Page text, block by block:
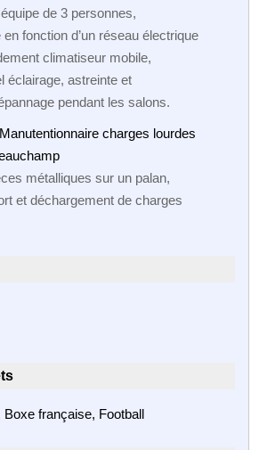
de 3 personnes,
fonction d’un réseau électrique
climatiseur mobile,
éclairage, astreinte et
pendant les salons.
charges lourdes
métalliques sur un palan,
et déchargement de charges
française, Football